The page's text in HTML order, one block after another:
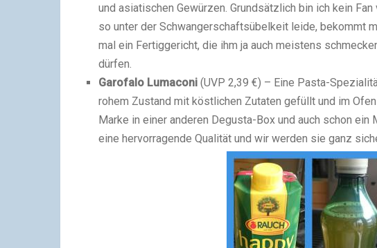
und asiatischen Gewürzen. Grundsätzlich bin ich kein
so unter der Schwangerschaftsübelkeit leide, bekommt
mal ein Fertiggericht, die ihm ja auch meistens
dürfen.
Garofalo Lumaconi (UVP 2,39 €) – Eine Pasta-
rohem Zustand mit köstlichen Zutaten gefüllt und im
Marke in einer anderen Degusta-Box und auch schon ein
eine hervorragende Qualität und wir werden sie ganz